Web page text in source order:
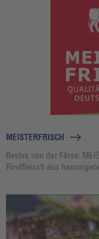
MEISTERFRISCH
Bestes von der Färse:
Rindfleisch aus